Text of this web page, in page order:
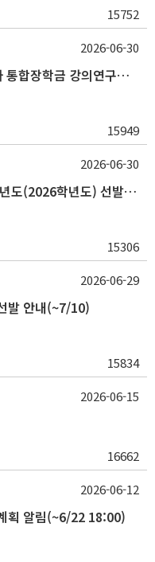
15752
2026학년도 2학기 차세대 인문학자 통합장학금 강의연구조교 선발 안내(~7/8)
15949
2026-06-30
SK에코플랜트 인문나눔장학생 9차년도(2026학년도) 선발 안내(~7/20)
15306
2026-06-30
발 안내(~7/10)
15834
2026-06-29
16662
2026-06-15
획 알림(~6/22 18:00)
2026-06-12